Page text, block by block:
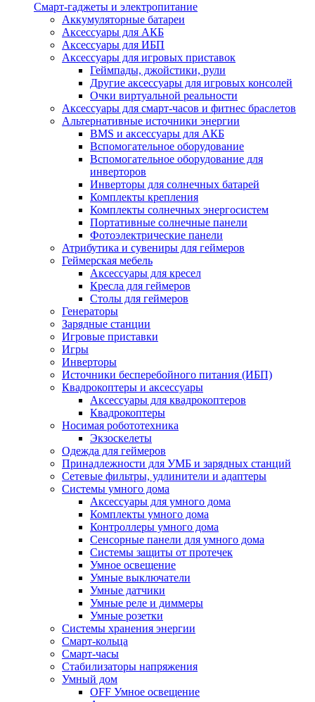
Смарт-гаджеты и электропитание
Аккумуляторные батареи
Аксессуары для АКБ
Аксессуары для ИБП
Аксессуары для игровых приставок
Геймпады, джойстики, рули
Другие аксессуары для игровых консолей
Очки виртуальной реальности
Аксессуары для смарт-часов и фитнес браслетов
Альтернативные источники энергии
BMS и аксессуары для АКБ
Вспомогательное оборудование
Вспомогательное оборудование для
инверторов
Инверторы для солнечных батарей
Комплекты крепления
Комплекты солнечных энергосистем
Портативные солнечные панели
Фотоэлектрические панели
Атрибутика и сувениры для геймеров
Геймерская мебель
Аксессуары для кресел
Кресла для геймеров
Столы для геймеров
Генераторы
Зарядные станции
Игровые приставки
Игры
Инверторы
Источники бесперебойного питания (ИБП)
Квадрокоптеры и аксессуары
Аксессуары для квадрокоптеров
Квадрокоптеры
Носимая робототехника
Экзоскелеты
Одежда для геймеров
Принадлежности для УМБ и зарядных станций
Сетевые фильтры, удлинители и адаптеры
Системы умного дома
Аксессуары для умного дома
Комплекты умного дома
Контроллеры умного дома
Сенсорные панели для умного дома
Системы защиты от протечек
Умное освещение
Умные выключатели
Умные датчики
Умные реле и диммеры
Умные розетки
Системы хранения энергии
Смарт-кольца
Смарт-часы
Стабилизаторы напряжения
Умный дом
OFF Умное освещение